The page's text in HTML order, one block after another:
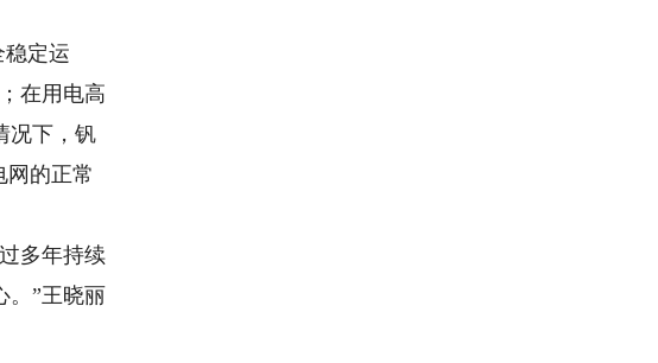
定运
在用电高
况下，钒
网的正常
多年持续
。”王晓丽